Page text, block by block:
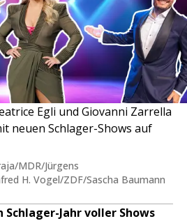
Egli und Giovanni Zarrella
neuen Schlager-Shows auf
MDR/Jürgens
H. Vogel/ZDF/Sascha Baumann
Jahr voller Shows